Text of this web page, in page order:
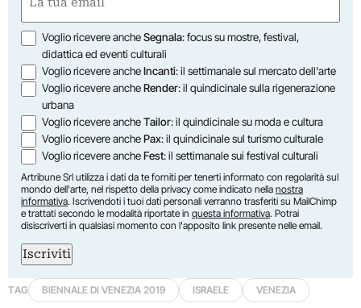
(Obbligatorio)
Opzioni
Voglio ricevere ancheSegnala: focus su mostre, festival,
didattica ed eventi culturali
Voglio ricevere ancheIncanti: il settimanale sul mercato dell'arte
Voglio ricevere ancheRender: il quindicinale sulla rigenerazione
urbana
Voglio ricevere ancheTailor: il quindicinale su moda e cultura
Voglio ricevere anchePax: il quindicinale sul turismo culturale
Voglio ricevere ancheFest: il settimanale sui festival culturali
Artribune Srl utilizza i dati da te forniti per tenerti informato con regolarità sul
mondo dell'arte, nel rispetto della privacy come indicato nella nostra
informativa. Iscrivendoti i tuoi dati personali verranno trasferiti su MailChimp
e trattati secondo le modalità riportate in questa informativa. Potrai
disiscriverti in qualsiasi momento con l'apposito link presente nelle email.
Iscriviti
TAG BIENNALE DI VENEZIA 2019 ISRAELE VENEZIA